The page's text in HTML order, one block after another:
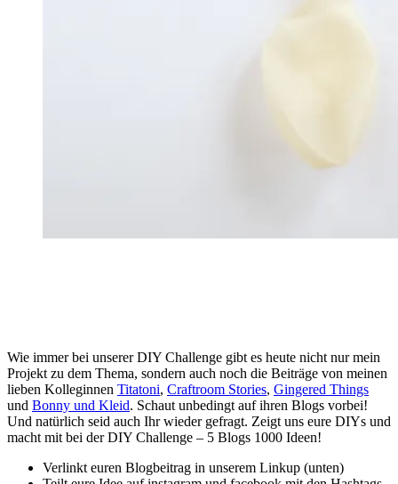
Wie immer bei unserer DIY Challenge gibt es heute nicht nur mein
Projekt zu dem Thema, sondern auch noch die Beiträge von meinen
lieben Kolleginnen Titatoni, Craftroom Stories, Gingered Things
und Bonny und Kleid. Schaut unbedingt auf ihren Blogs vorbei!
Und natürlich seid auch Ihr wieder gefragt. Zeigt uns eure DIYs und
macht mit bei der DIY Challenge – 5 Blogs 1000 Ideen!
Verlinkt euren Blogbeitrag in unserem Linkup (unten)